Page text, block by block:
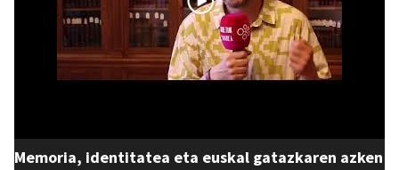
Memoria, identitatea eta euskal gatazkaren azken